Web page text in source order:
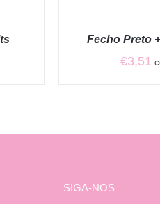
QUICKFecho Preto
€3,51
SIGA-NOS